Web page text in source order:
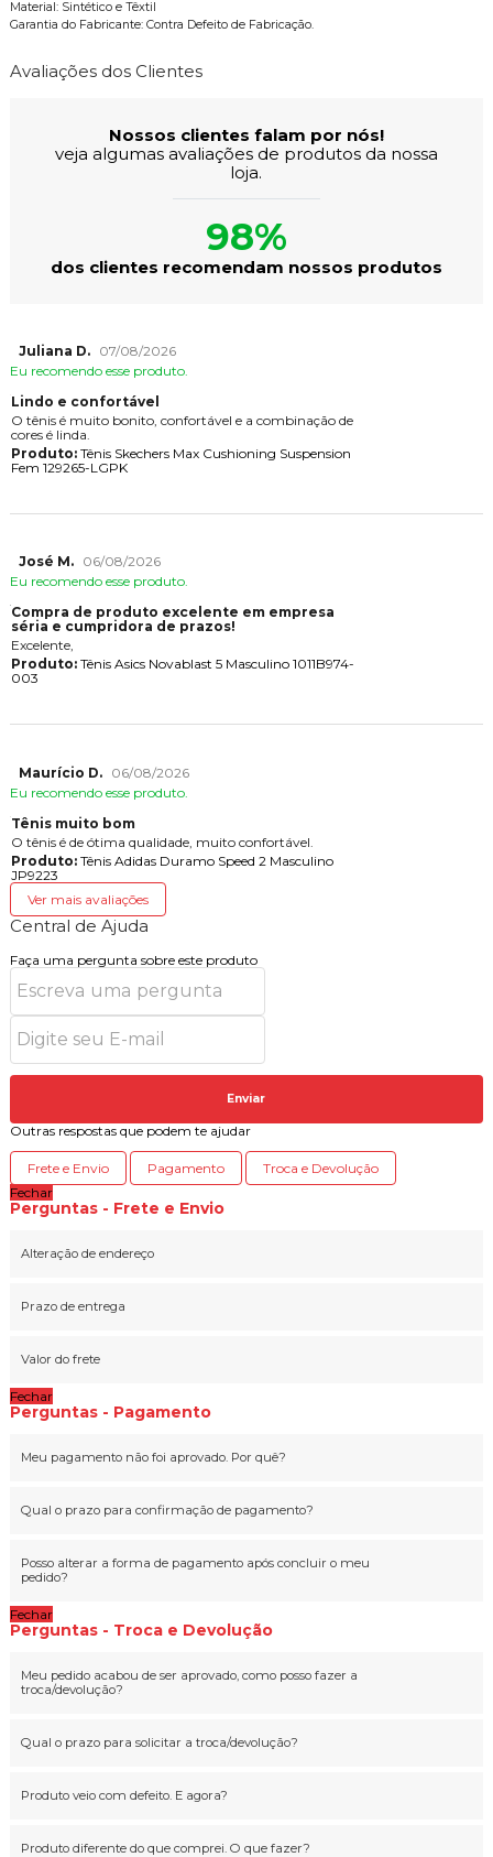
Material: Sintético e Têxtil
Garantia do Fabricante: Contra Defeito de Fabricação.
Avaliações dos Clientes
Nossos clientes falam por nós!
veja algumas avaliações de produtos da nossa
loja.
98%
dos clientes recomendam nossos produtos
Juliana D.
07/08/2026
Eu recomendo esse produto.
Lindo e confortável
O tênis é muito bonito, confortável e a combinação de
cores é linda.
Produto:Tênis Skechers Max Cushioning Suspension
Fem 129265-LGPK
José M.
06/08/2026
Eu recomendo esse produto.
Compra de produto excelente em empresa
séria e cumpridora de prazos!
Excelente,
Produto:Tênis Asics Novablast 5 Masculino 1011B974-
003
Maurício D.
06/08/2026
Eu recomendo esse produto.
Tênis muito bom
O tênis é de ótima qualidade, muito confortável.
Produto:Tênis Adidas Duramo Speed 2 Masculino
JP9223
Ver mais avaliações
Central de Ajuda
Faça uma pergunta sobre este produto
Enviar
Outras respostas que podem te ajudar
Frete e Envio Pagamento
Troca e Devolução
Fechar
Perguntas - Frete e Envio
Alteração de endereço
Prazo de entrega
Valor do frete
Fechar
Perguntas - Pagamento
Meu pagamento não foi aprovado. Por quê?
Qual o prazo para confirmação de pagamento?
Posso alterar a forma de pagamento após concluir o meu
pedido?
Fechar
Perguntas - Troca e Devolução
Meu pedido acabou de ser aprovado, como posso fazer a
troca/devolução?
Qual o prazo para solicitar a troca/devolução?
Produto veio com defeito. E agora?
Produto diferente do que comprei. O que fazer?